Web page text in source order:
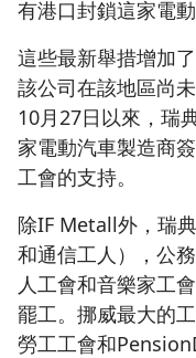
有港口封鎖這家電
這些最新舉措增加
該公司在該地區尚
10月27日以來，瑞
家電動汽車製造商
工會的支持。
除IF Metall外，瑞
和通信工人），公
人工會和音樂家工
罷工。挪威最大的
勞工工會和